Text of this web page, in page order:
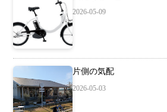
2026-05-09
片側の気配
2026-05-03